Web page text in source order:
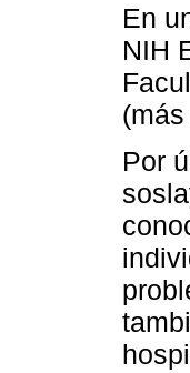
En
NIH
Por